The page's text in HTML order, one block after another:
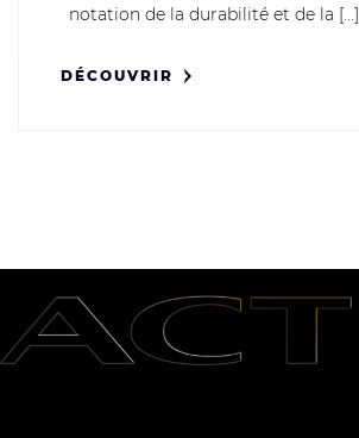
notation de la durabilité et de la [...]
DÉCOUVRIR